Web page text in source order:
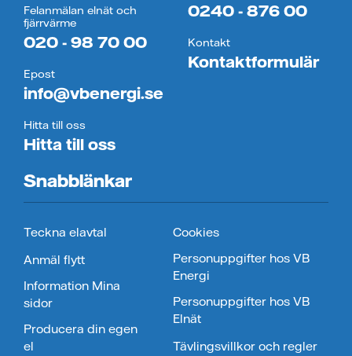
Felanmälan elnät och
fjärrvärme
020 - 98 70 00
Epost
info@vbenergi.se
Hitta till oss
Hitta till oss
0240 - 876 00
Kontakt
Kontaktformulär
Snabblänkar
Teckna elavtal
Anmäl flytt
Information Mina
sidor
Producera din egen
el
Cookies
Personuppgifter hos VB
Energi
Personuppgifter hos VB
Elnät
Tävlingsvillkor och regler